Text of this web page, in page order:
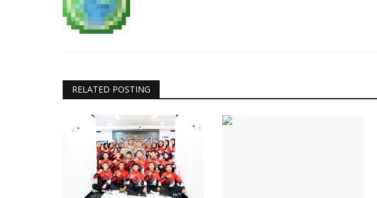
RELATED POSTING